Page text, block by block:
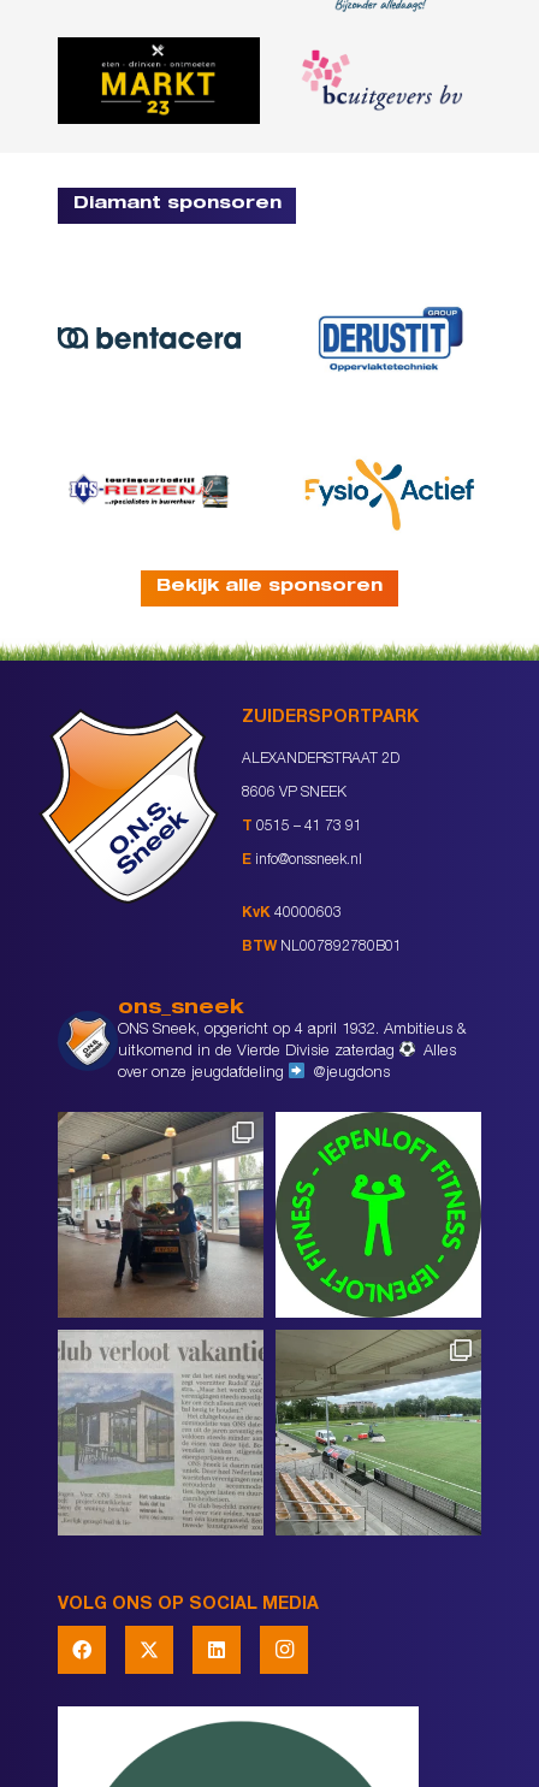
Diamant sponsoren
Bekijk alle sponsoren
ZUIDERSPORTPARK
ALEXANDERSTRAAT 2D
8606 VP SNEEK
T 0515 – 41 73 91
E info@onssneek.nl
KvK 40000603
BTW NL007892780B01
ons_sneek
ONS Sneek, opgericht op 4 april 1932. Ambitieus &
uitkomend in de Vierde Divisie zaterdag
Alles
over onze jeugdafdeling
@jeugdons
VOLG ONS OP SOCIAL MEDIA